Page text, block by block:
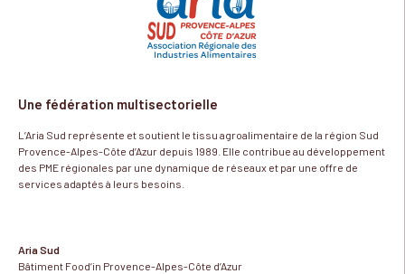
Une fédération multisectorielle
L’Aria Sud représente et soutient le tissu agroalimentaire de la région Sud
Provence-Alpes-Côte d’Azur depuis 1989. Elle contribue au développement
des PME régionales par une dynamique de réseaux et par une offre de
services adaptés à leurs besoins.
Aria Sud
Bâtiment Food’in Provence-Alpes-Côte d’Azur